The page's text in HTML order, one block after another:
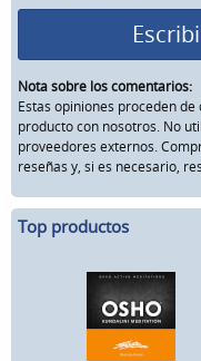
Nota sobre los comentarios:
Estas opiniones proceden
producto con nosotros. No
proveedores externos.
reseñas y, si es necesario,
Top productos